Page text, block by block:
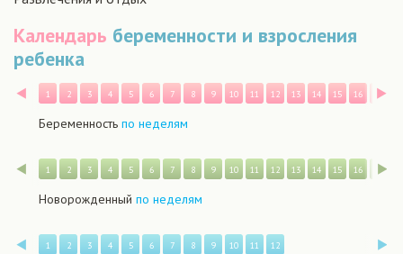
Календарь беременности и взросления
ребенка
Назад
1 2 3 4 5 6 7 8 9 10 11 12 13 14 15 16 17
Беременность по неделям
Назад
1 2 3 4 5 6 7 8 9 10 11 12 13 14 15 16 17
Новорожденный по неделям
Назад
1 2 3 4 5 6 7 8 9 10 11 12